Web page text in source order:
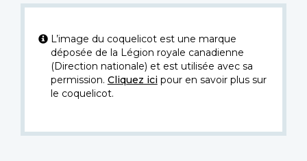
L’image du coquelicot est une marque
déposée de la Légion royale canadienne
(Direction nationale) et est utilisée avec sa
permission. Cliquez icipour en savoir plus sur
le coquelicot.